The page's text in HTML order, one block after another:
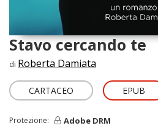
Stavo cercando te
di Roberta Damiata
CARTACEO EPUB
Protezione: Adobe DRM